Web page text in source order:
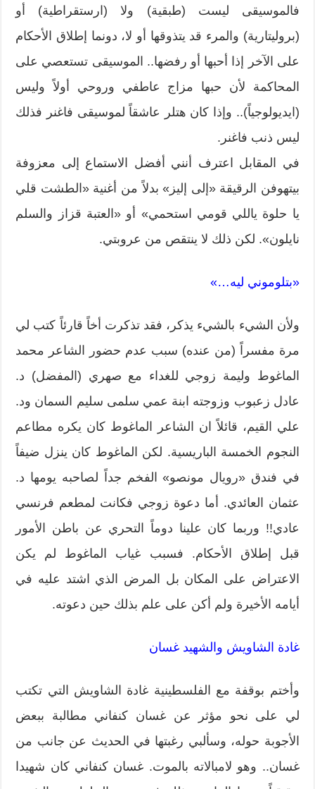
فالموسيقى ليست (طبقية) ولا (ارستقراطية) أو
(بروليتارية) والمرء قد يتذوقها أو لا، دونما إطلاق الأحكام
على الآخر إذا أحبها أو رفضها.. الموسيقى تستعصي على
المحاكمة لأن حبها مزاج عاطفي وروحي أولاً وليس
(ايديولوجياً).. وإذا كان هتلر عاشقاً لموسيقى فاغنر فذلك
ليس ذنب فاغنر.
في المقابل اعترف أنني أفضل الاستماع إلى معزوفة
بيتهوفن الرقيقة «إلى إليز» بدلاً من أغنية «الطشت قلي
يا حلوة ياللي قومي استحمي» أو «العتبة قزاز والسلم
نايلون». لكن ذلك لا ينتقص من عروبتي.
«بتلوموني ليه…»
ولأن الشيء بالشيء يذكر، فقد تذكرت أخاً قارئاً كتب لي
مرة مفسراً (من عنده) سبب عدم حضور الشاعر محمد
الماغوط وليمة زوجي للغداء مع صهري (المفضل) د.
عادل زعبوب وزوجته ابنة عمي سلمى سليم السمان ود.
علي القيم، قائلاً ان الشاعر الماغوط كان يكره مطاعم
النجوم الخمسة الباريسية. لكن الماغوط كان ينزل ضيفاً
في فندق «رويال مونصو» الفخم جداً لصاحبه يومها د.
عثمان العائدي. أما دعوة زوجي فكانت لمطعم فرنسي
عادي!! وربما كان علينا دوماً التحري عن باطن الأمور
قبل إطلاق الأحكام. فسبب غياب الماغوط لم يكن
الاعتراض على المكان بل المرض الذي اشتد عليه في
أيامه الأخيرة ولم أكن على علم بذلك حين دعوته.
غادة الشاويش والشهيد غسان
وأختم بوقفة مع الفلسطينية غادة الشاويش التي تكتب
لي على نحو مؤثر عن غسان كنفاني مطالبة ببعض
الأجوبة حوله، وسألبي رغبتها في الحديث عن جانب من
غسان.. وهو لامبالاته بالموت. غسان كنفاني كان شهيدا